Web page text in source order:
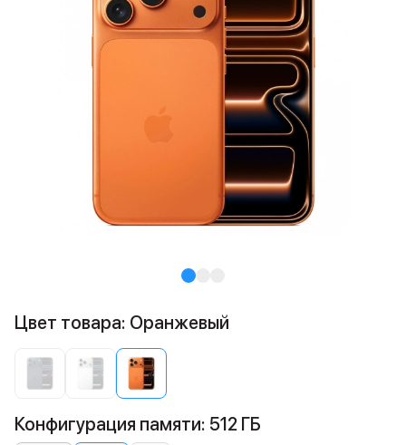
Цвет товара: Оранжевый
Конфигурация памяти: 512 ГБ